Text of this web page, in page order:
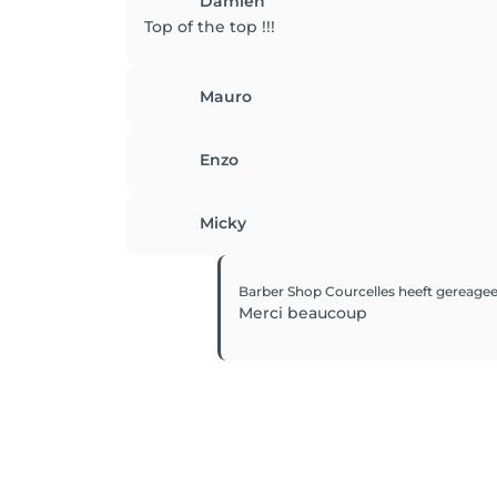
Top of the top !!!
Mauro
Enzo
Micky
Barber Shop Courcelles heeft
Merci beaucoup